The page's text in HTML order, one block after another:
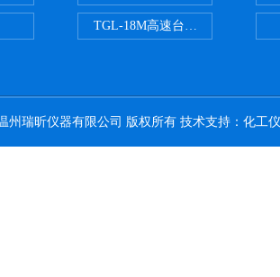
TGL-18M高速台式冷冻离心机
州瑞昕仪器有限公司 版权所有 技术支持： 化工